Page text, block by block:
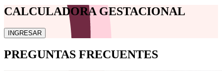
CALCULADORA GESTACIONAL
INGRESAR
PREGUNTAS FRECUENTES